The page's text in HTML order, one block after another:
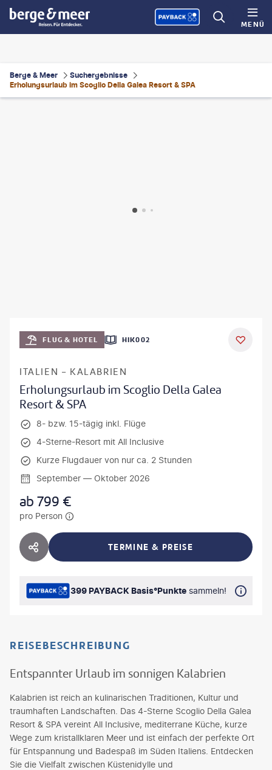
MENÜ
Berge & Meer
Suchergebnisse
Erholungsurlaub im Scoglio Della Galea Resort & SPA
FLUG & HOTEL HIK002
ITALIEN - KALABRIEN
Erholungsurlaub im Scoglio Della Galea
Resort & SPA
8- bzw. 15-tägig inkl. Flüge
4-Sterne-Resort mit All Inclusive
Kurze Flugdauer von nur ca. 2 Stunden
September — Oktober 2026
ab799 €
pro Person
HOTEL TEILEN TERMINE & PREISE
399 PAYBACK Basis°Punkte sammeln!
REISEBESCHREIBUNG
Entspannter Urlaub im sonnigen Kalabrien
Kalabrien ist reich an kulinarischen Traditionen, Kultur und
traumhaften Landschaften. Das 4-Sterne Scoglio Della Galea
Resort & SPA vereint All Inclusive, mediterrane Küche, kurze
Wege zum kristallklaren Meer und ist einfach der perfekte Ort
für Entspannung und Badespaß im Süden Italiens. Entdecken
Sie die Vielfalt zwischen Küstenidylle und